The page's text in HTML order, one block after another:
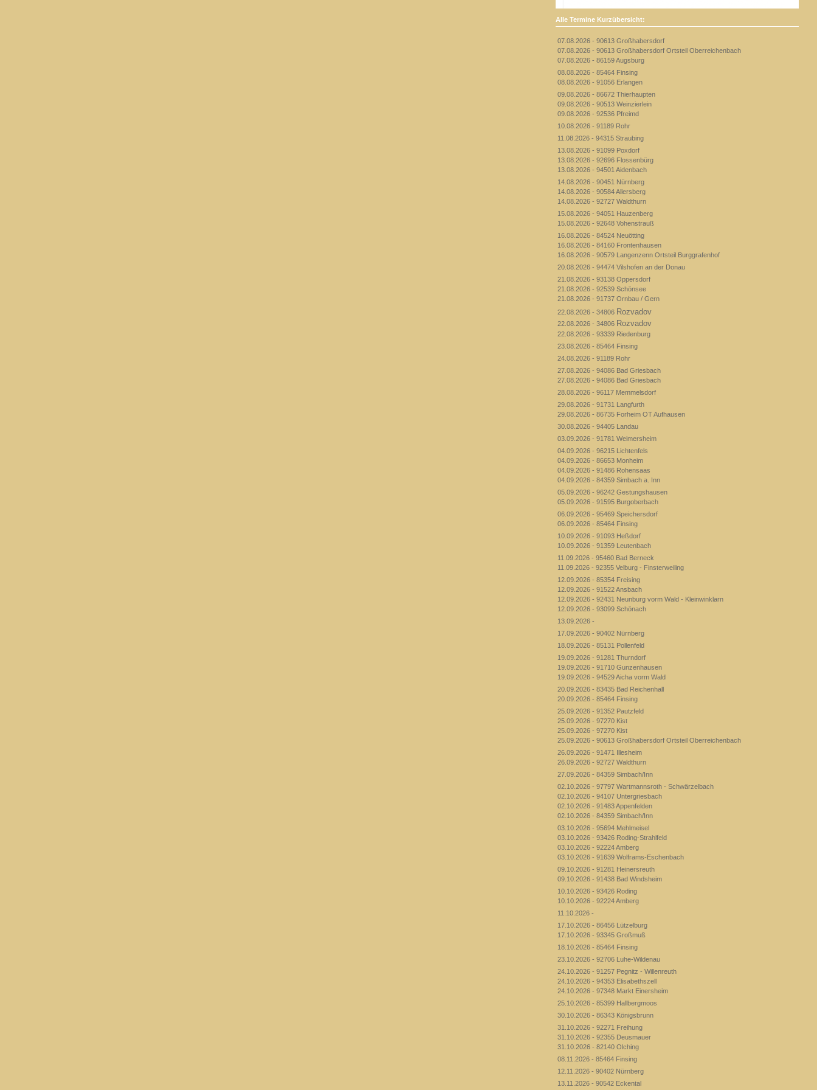
Alle Termine Kurzübersicht:
07.08.2026 - 90613 Großhabersdorf
07.08.2026 - 90613 Großhabersdorf Ortsteil Oberreichenbach
07.08.2026 - 86159 Augsburg
08.08.2026 - 85464 Finsing
08.08.2026 - 91056 Erlangen
09.08.2026 - 86672 Thierhaupten
09.08.2026 - 90513 Weinzierlein
09.08.2026 - 92536 Pfreimd
10.08.2026 - 91189 Rohr
11.08.2026 - 94315 Straubing
13.08.2026 - 91099 Poxdorf
13.08.2026 - 92696 Flossenbürg
13.08.2026 - 94501 Aidenbach
14.08.2026 - 90451 Nürnberg
14.08.2026 - 90584 Allersberg
14.08.2026 - 92727 Waldthurn
15.08.2026 - 94051 Hauzenberg
15.08.2026 - 92648 Vohenstrauß
16.08.2026 - 84524 Neuötting
16.08.2026 - 84160 Frontenhausen
16.08.2026 - 90579 Langenzenn Ortsteil Burggrafenhof
20.08.2026 - 94474 Vilshofen an der Donau
21.08.2026 - 93138 Oppersdorf
21.08.2026 - 92539 Schönsee
21.08.2026 - 91737 Ornbau / Gern
22.08.2026 - 34806 Rozvadov
22.08.2026 - 34806 Rozvadov
22.08.2026 - 93339 Riedenburg
23.08.2026 - 85464 Finsing
24.08.2026 - 91189 Rohr
27.08.2026 - 94086 Bad Griesbach
27.08.2026 - 94086 Bad Griesbach
28.08.2026 - 96117 Memmelsdorf
29.08.2026 - 91731 Langfurth
29.08.2026 - 86735 Forheim OT Aufhausen
30.08.2026 - 94405 Landau
03.09.2026 - 91781 Weimersheim
04.09.2026 - 96215 Lichtenfels
04.09.2026 - 86653 Monheim
04.09.2026 - 91486 Rohensaas
04.09.2026 - 84359 Simbach a. Inn
05.09.2026 - 96242 Gestungshausen
05.09.2026 - 91595 Burgoberbach
06.09.2026 - 95469 Speichersdorf
06.09.2026 - 85464 Finsing
10.09.2026 - 91093 Heßdorf
10.09.2026 - 91359 Leutenbach
11.09.2026 - 95460 Bad Berneck
11.09.2026 - 92355 Velburg - Finsterweiling
12.09.2026 - 85354 Freising
12.09.2026 - 91522 Ansbach
12.09.2026 - 92431 Neunburg vorm Wald - Kleinwinklarn
12.09.2026 - 93099 Schönach
13.09.2026 -
17.09.2026 - 90402 Nürnberg
18.09.2026 - 85131 Pollenfeld
19.09.2026 - 91281 Thurndorf
19.09.2026 - 91710 Gunzenhausen
19.09.2026 - 94529 Aicha vorm Wald
20.09.2026 - 83435 Bad Reichenhall
20.09.2026 - 85464 Finsing
25.09.2026 - 91352 Pautzfeld
25.09.2026 - 97270 Kist
25.09.2026 - 97270 Kist
25.09.2026 - 90613 Großhabersdorf Ortsteil Oberreichenbach
26.09.2026 - 91471 Illesheim
26.09.2026 - 92727 Waldthurn
27.09.2026 - 84359 Simbach/Inn
02.10.2026 - 97797 Wartmannsroth - Schwärzelbach
02.10.2026 - 94107 Untergriesbach
02.10.2026 - 91483 Appenfelden
02.10.2026 - 84359 Simbach/Inn
03.10.2026 - 95694 Mehlmeisel
03.10.2026 - 93426 Roding-Strahlfeld
03.10.2026 - 92224 Amberg
03.10.2026 - 91639 Wolframs-Eschenbach
09.10.2026 - 91281 Heinersreuth
09.10.2026 - 91438 Bad Windsheim
10.10.2026 - 93426 Roding
10.10.2026 - 92224 Amberg
11.10.2026 -
17.10.2026 - 86456 Lützelburg
17.10.2026 - 93345 Großmuß
18.10.2026 - 85464 Finsing
23.10.2026 - 92706 Luhe-Wildenau
24.10.2026 - 91257 Pegnitz - Willenreuth
24.10.2026 - 94353 Elisabethszell
24.10.2026 - 97348 Markt Einersheim
25.10.2026 - 85399 Hallbergmoos
30.10.2026 - 86343 Königsbrunn
31.10.2026 - 92271 Freihung
31.10.2026 - 92355 Deusmauer
31.10.2026 - 82140 Olching
08.11.2026 - 85464 Finsing
12.11.2026 - 90402 Nürnberg
13.11.2026 - 90542 Eckental